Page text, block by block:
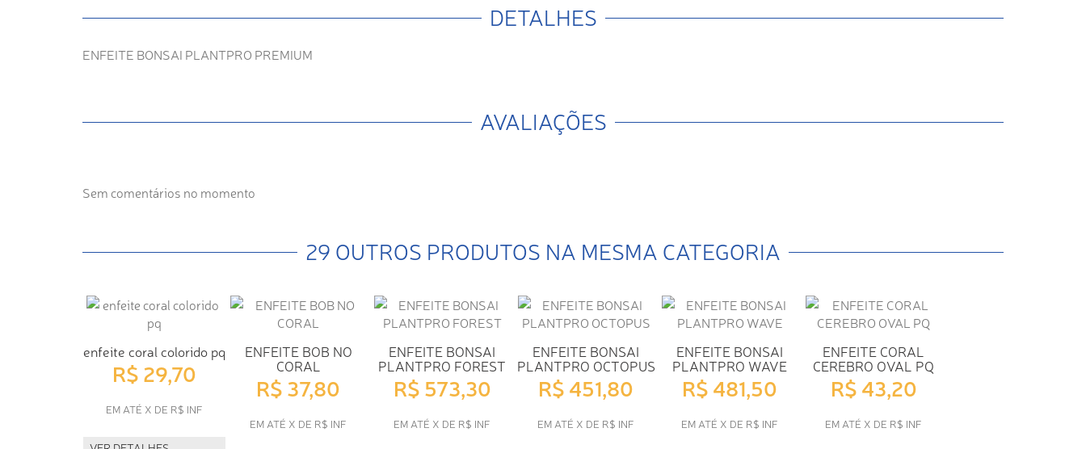
DETALHES
ENFEITE BONSAI PLANTPRO PREMIUM
AVALIAÇÕES
Sem comentários no momento
29 OUTROS PRODUTOS NA MESMA CATEGORIA
enfeite coral colorido pq
R$ 29,70
EM ATÉ X DE R$ INF
ENFEITE BOB NO
CORAL
R$ 37,80
EM ATÉ X DE R$ INF
ENFEITE BONSAI
PLANTPRO FOREST
R$ 573,30
EM ATÉ X DE R$ INF
ENFEITE BONSAI
PLANTPRO OCTOPUS
R$ 451,80
EM ATÉ X DE R$ INF
ENFEITE BONSAI
PLANTPRO WAVE
R$ 481,50
EM ATÉ X DE R$ INF
ENFEITE CORAL
CEREBRO OVAL PQ
R$ 43,20
EM ATÉ X DE R$ INF